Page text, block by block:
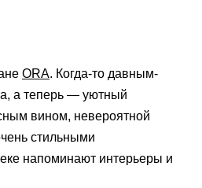
ORA. Когда-то давным-
а теперь — уютный
вином, невероятной
стильными
напоминают интерьеры и